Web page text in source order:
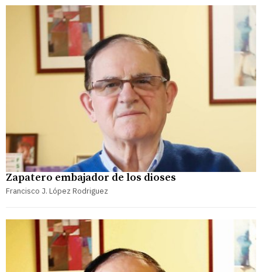
Zapatero embajador de los dioses
Francisco J. López Rodriguez